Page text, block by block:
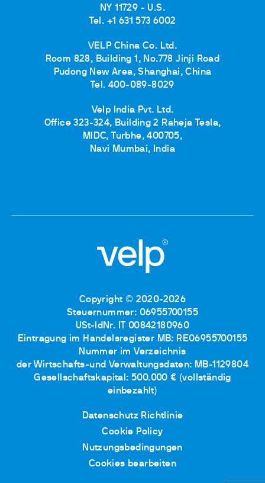
NY 11729 - U.S.
Tel. +1 631 573 6002
VELP China Co. Ltd.
Room 828, Building 1, No.778 Jinji Road
Pudong New Area, Shanghai, China
Tel. 400-089-8029
Velp India Pvt. Ltd.
Office 323-324, Building 2 Raheja Tesla,
MIDC, Turbhe, 400705,
Navi Mumbai, India
Copyright © 2020-2026
Steuernummer: 06955700155
USt-IdNr. IT 00842180960
Eintragung im Handelsregister MB: RE06955700155
Nummer im Verzeichnis
der Wirtschafts-und Verwaltungsdaten: MB-1129804
Gesellschaftskapital: 500.000 € (vollständig
einbezahlt)
Datenschutz Richtlinie
Cookie Policy
Nutzungsbedingungen
Cookies bearbeiten